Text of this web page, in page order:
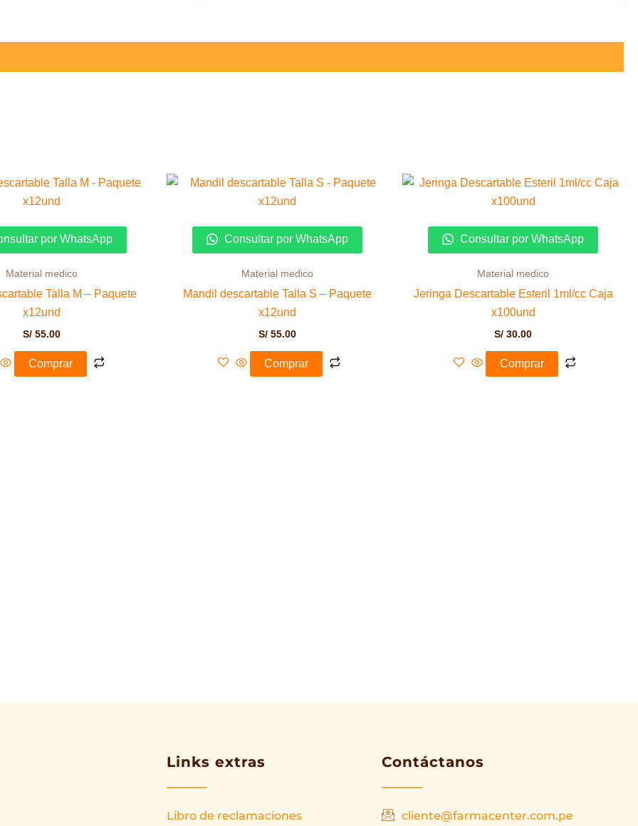
por WhatsApp
Material medico
Talla M – Paquete
x12und
S/ 55.00
Comprar
Consultar por WhatsApp
Material medico
Mandil descartable Talla S – Paquete
x12und
S/ 55.00
Comprar
Consultar por WhatsApp
Material medico
Jeringa Descartable Esteril 1ml/cc Caja
x100und
S/ 30.00
Comprar
Links extras
Libro de reclamaciones
Contáctanos
cliente@farmacenter.com.pe